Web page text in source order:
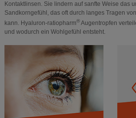
Kontaktlinsen. Sie lindern auf sanfte Weise das
Sandkorngefühl, das oft durch langes Tragen
kann. Hyaluron-ratiopharm®Augentropfen
und wodurch ein Wohlgefühl entsteht.